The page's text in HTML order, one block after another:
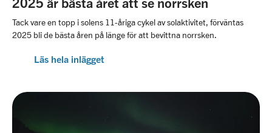
Tack vare en topp i solens 11-åriga cykel av solaktivitet, förväntas
2025 bli de bästa åren på länge för att bevittna norrsken.
Läs hela inlägget